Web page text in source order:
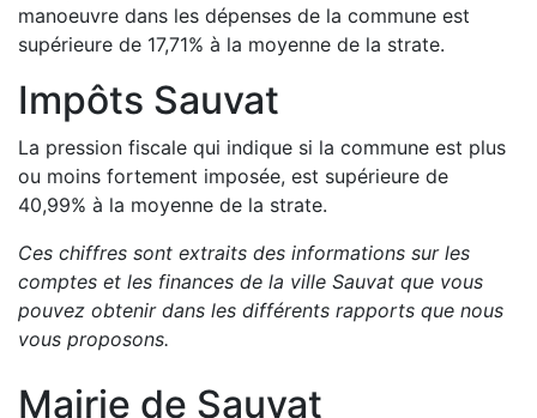
manoeuvre dans les dépenses de la commune est
supérieure de 17,71% à la moyenne de la strate.
Impôts Sauvat
La pression fiscale qui indique si la commune est plus
ou moins fortement imposée, est supérieure de
40,99% à la moyenne de la strate.
Ces chiffres sont extraits des informations sur les
comptes et les finances de la ville Sauvat que vous
pouvez obtenir dans les différents rapports que nous
vous proposons.
Mairie de Sauvat